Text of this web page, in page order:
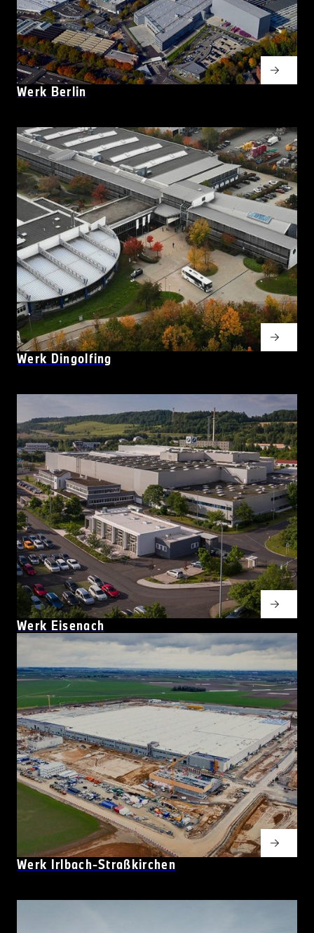
Werk Berlin
Werk Dingolfing
Werk Eisenach
Werk Irlbach-Straßkirchen